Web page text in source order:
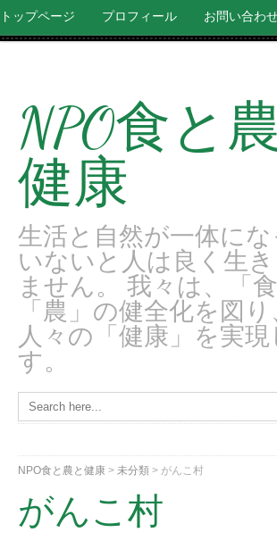
トップページ プロフィール お問い合わ
NPO食と
健康
生活と自然が一体にな
いないと人は良く生
ません。 我々は、「
「農」の健全化を図り
人々の「健康」を実現
す。
NPO食と農と健康 >未分類 > がんこ村
がんこ村